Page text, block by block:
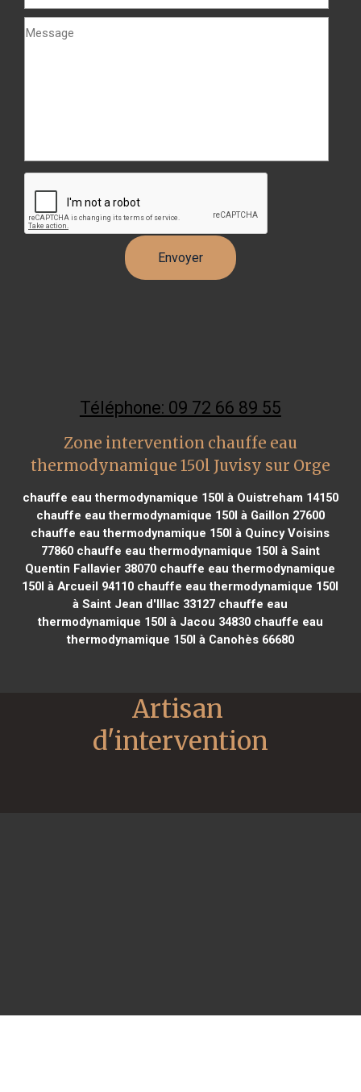
Téléphone: 09 72 66 89 55
Zone intervention chauffe eau
thermodynamique 150l Juvisy sur Orge
chauffe eau thermodynamique 150l à Ouistreham 14150
chauffe eau thermodynamique 150l à Gaillon 27600
chauffe eau thermodynamique 150l à Quincy Voisins
77860chauffe eau thermodynamique 150l à Saint
Quentin Fallavier 38070 chauffe eau thermodynamique
150l à Arcueil 94110 chauffe eau thermodynamique 150l
à Saint Jean d'Illac 33127 chauffe eau
thermodynamique 150l à Jacou 34830chauffe eau
thermodynamique 150l à Canohès 66680
Artisan
d'intervention